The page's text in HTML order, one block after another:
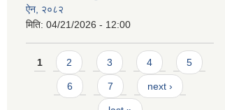
ऐन, २०८२
मिति: 04/21/2026 - 12:00
Pages
1 2 3 4 5
6 7 next ›